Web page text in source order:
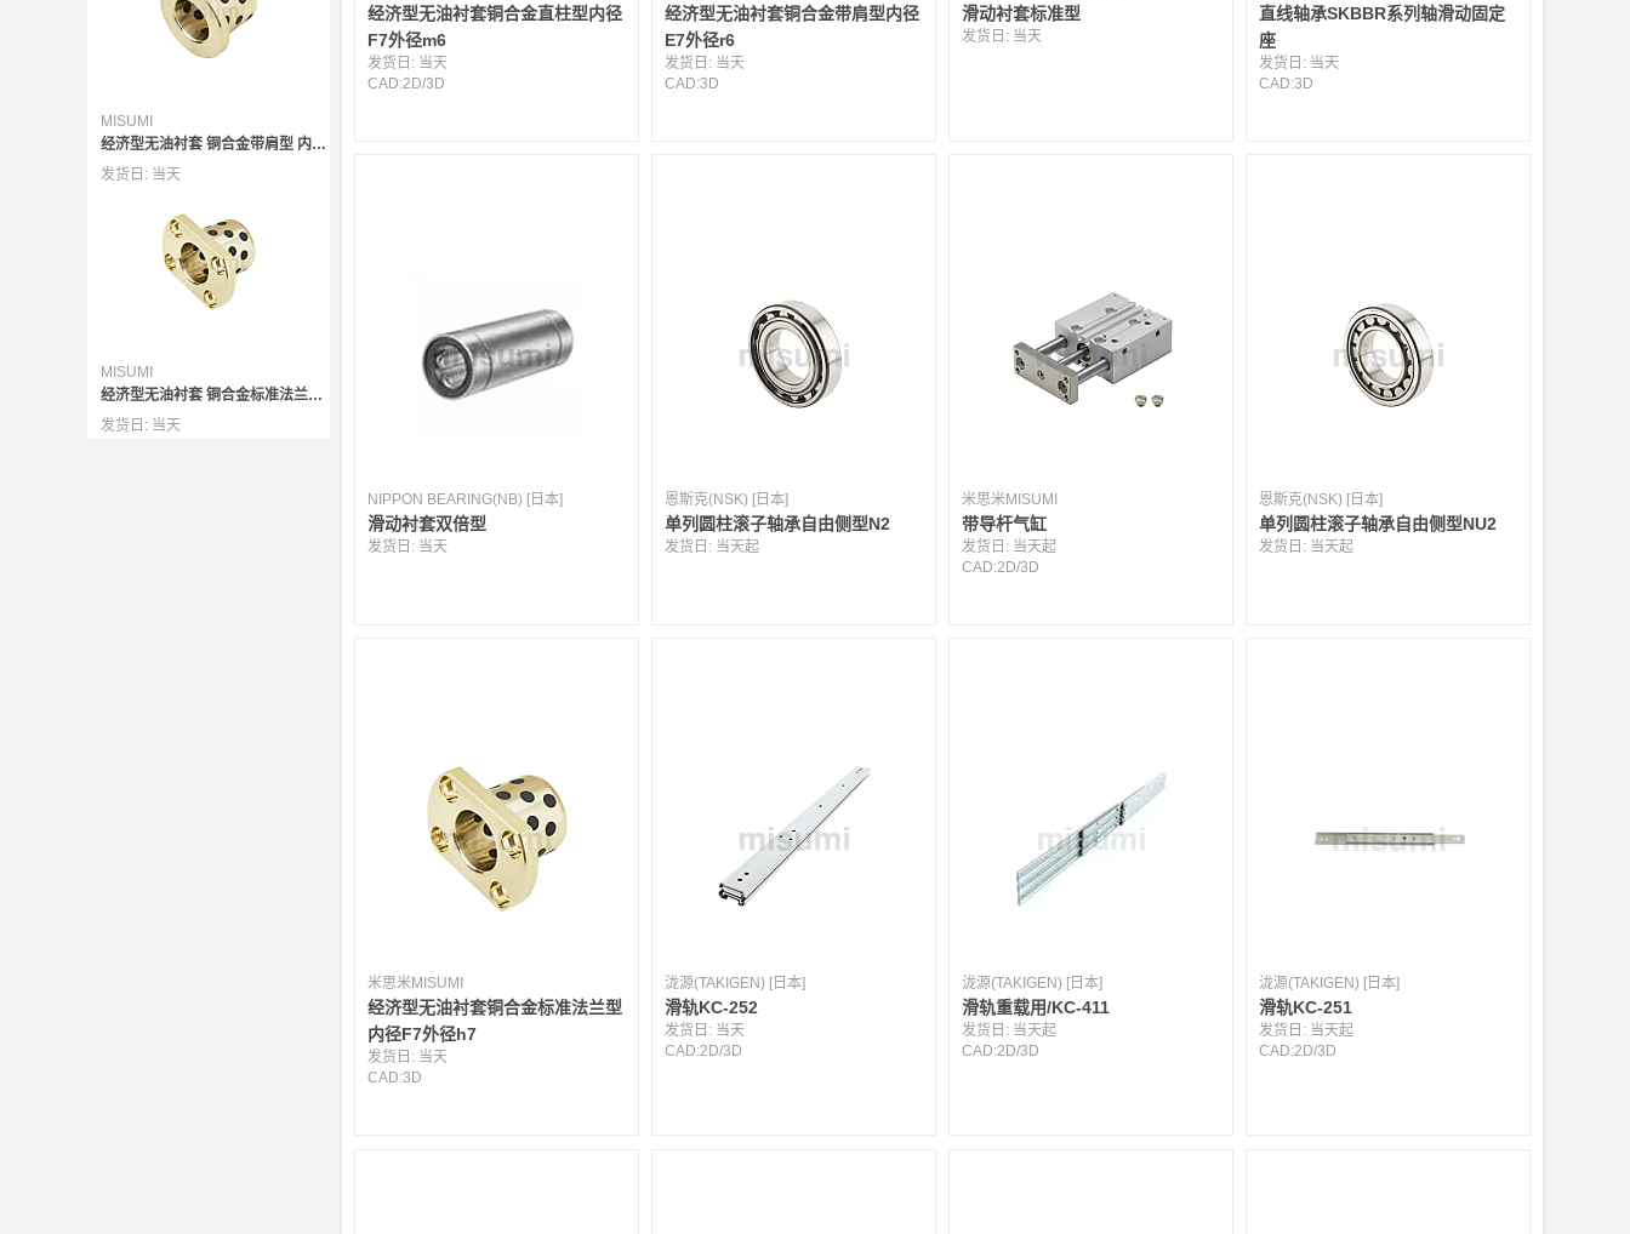
MISUMI
经济型无油衬套 铜合金带肩型 内径E7外径r6
发货日: 当天
MISUMI
经济型无油衬套 铜合金标准法兰型 内径F7外径h7
发货日: 当天
经济型无油衬套铜合金直柱型内径
F7外径m6
发货日: 当天
CAD:2D/3D
经济型无油衬套铜合金带肩型内径
E7外径r6
发货日: 当天
CAD:3D
滑动衬套标准型
发货日: 当天
直线轴承SKBBR系列轴滑动固定
座
发货日: 当天
CAD:3D
NIPPON BEARING(NB) [日本]
滑动衬套双倍型
发货日: 当天
恩斯克(NSK) [日本]
单列圆柱滚子轴承自由侧型N2
发货日: 当天起
米思米MISUMI
带导杆气缸
发货日: 当天起
CAD:2D/3D
恩斯克(NSK) [日本]
单列圆柱滚子轴承自由侧型NU2
发货日: 当天起
米思米MISUMI
经济型无油衬套铜合金标准法兰型
内径F7外径h7
发货日: 当天
CAD:3D
泷源(TAKIGEN) [日本]
滑轨KC-252
发货日: 当天
CAD:2D/3D
泷源(TAKIGEN) [日本]
滑轨重载用/KC-411
发货日: 当天起
CAD:2D/3D
泷源(TAKIGEN) [日本]
滑轨KC-251
发货日: 当天起
CAD:2D/3D